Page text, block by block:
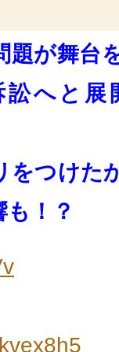
が舞台
訟へと展
をつけた
も！？